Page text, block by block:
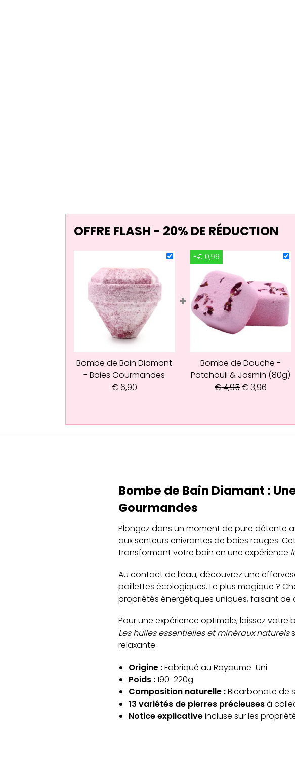
OFFRE FLASH - 20% DE RÉDUCTION
Bombe de Bain Diamant
- Baies Gourmandes
€6,90
+
-€ 0,99
Bombe de Douche -
Patchouli & Jasmin (80g)
€4,95€3,96
Bombe de Bain Diamant :
Gourmandes
Plongez dans un moment de pure détente
aux senteurs enivrantes de baies rouges.
transformant votre bain en une expérience
Au contact de l’eau, découvrez une
paillettes écologiques. Le plus magique ?
propriétés énergétiques uniques, faisant
Pour une expérience optimale, laissez
Les huiles essentielles et minéraux naturels
relaxante.
Origine :Fabriqué au Royaume-Uni
Poids :190-220g
Composition naturelle :Bicarbonate de
13 variétés de pierres précieusesà
Notice explicativeincluse sur les